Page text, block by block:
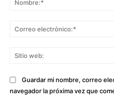
Guardar mi nombre, correo
navegador la próxima vez que